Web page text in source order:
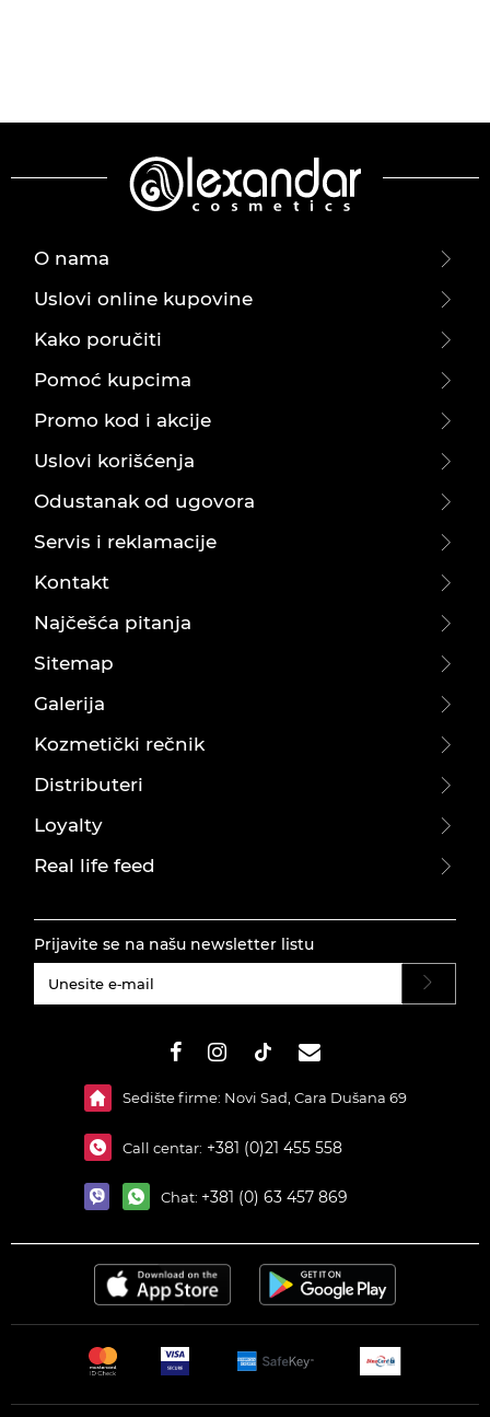
O nama
Uslovi online kupovine
Kako poručiti
Pomoć kupcima
Promo kod i akcije
Uslovi korišćenja
Odustanak od ugovora
Servis i reklamacije
Kontakt
Najčešća pitanja
Sitemap
Galerija
Kozmetički rečnik
Distributeri
Loyalty
Real life feed
Prijavite se na našu newsletter listu
Sedište firme: Novi Sad, Cara Dušana 69
Call centar: +381 (0)21 455 558
Chat: +381 (0) 63 457 869